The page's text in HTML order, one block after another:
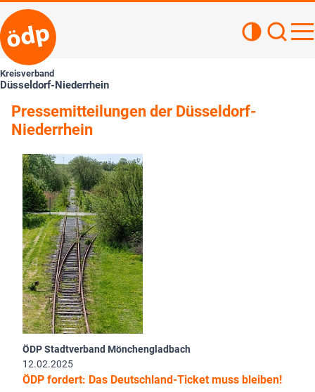
Kreisverband
Düsseldorf-Niederrhein
Pressemitteilungen der Düsseldorf-
Niederrhein
ÖDP Stadtverband Mönchengladbach
12.02.2025
ÖDP fordert: Das Deutschland-Ticket muss bleiben!